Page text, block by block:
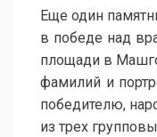
Еще один
в победе над
площади в
фамилий и
победителю,
из трех